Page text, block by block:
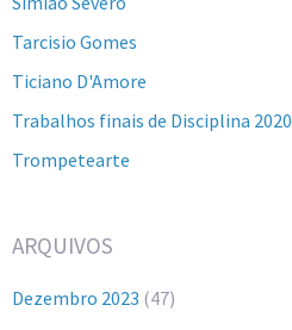
Tarcisio Gomes
Ticiano D'Amore
Trabalhos finais de Disciplina 2020
Trompetearte
ARQUIVOS
Dezembro 2023 (47)